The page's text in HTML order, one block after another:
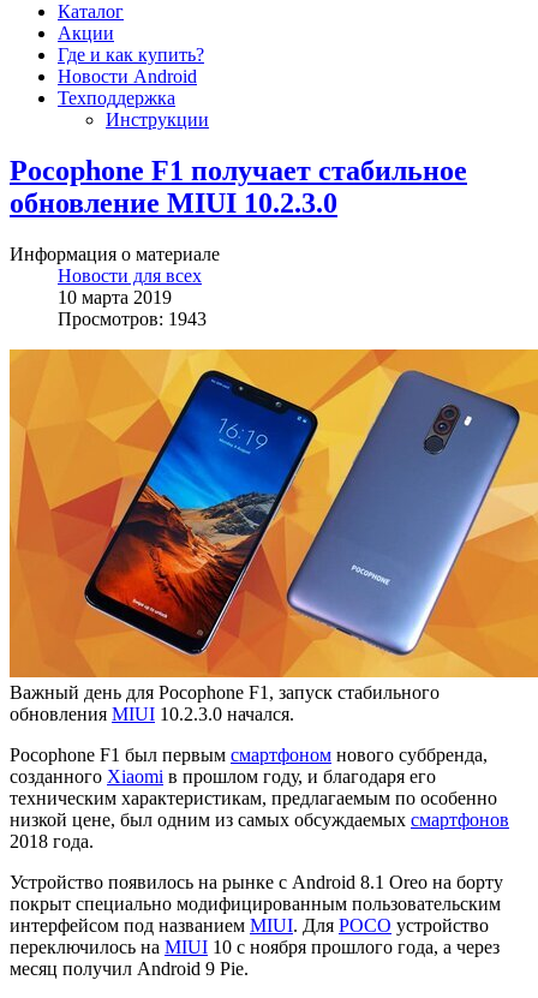
Каталог
Акции
Где и как купить?
Новости Android
Техподдержка
Инструкции
Pocophone F1 получает стабильное
обновление MIUI 10.2.3.0
Информация о материале
Новости для всех
10 марта 2019
Просмотров: 1943
Важный день для Pocophone F1, запуск стабильного
обновления MIUI 10.2.3.0 начался.
Pocophone F1 был первым смартфоном нового суббренда,
созданного Xiaomi в прошлом году, и благодаря его
техническим характеристикам, предлагаемым по особенно
низкой цене, был одним из самых обсуждаемых смартфонов
2018 года.
Устройство появилось на рынке с Android 8.1 Oreo на борту
покрыт специально модифицированным пользовательским
интерфейсом под названием MIUI. Для POCO устройство
переключилось на MIUI 10 с ноября прошлого года, а через
месяц получил Android 9 Pie.